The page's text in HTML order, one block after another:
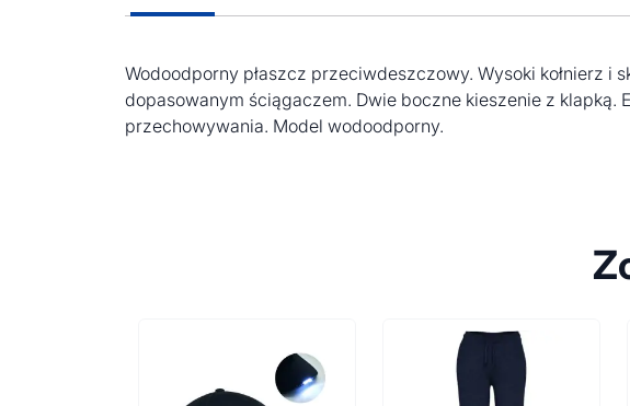
Wodoodporny płaszcz przeciwdeszczowy. Wysoki kołnierz i
dopasowanym ściągaczem. Dwie boczne kieszenie z klapką.
przechowywania. Model wodoodporny.